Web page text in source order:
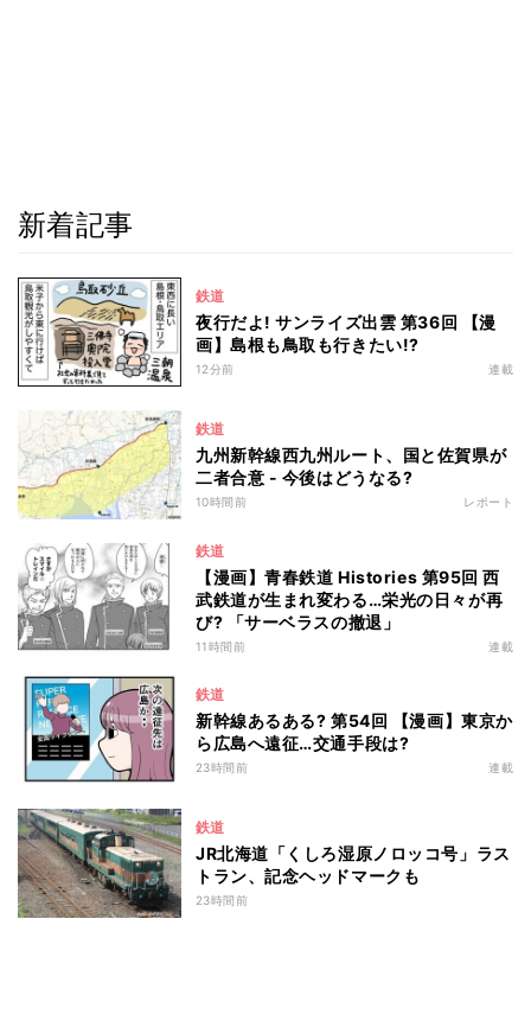
新着記事
鉄道
夜行だよ! サンライズ出雲 第36回 【漫
画】島根も鳥取も行きたい!?
12分前 連載
鉄道
九州新幹線西九州ルート、国と佐賀県が
二者合意 - 今後はどうなる?
10時間前 レポート
鉄道
【漫画】青春鉄道 Histories 第95回 西
武鉄道が生まれ変わる…栄光の日々が再
び? 「サーベラスの撤退」
11時間前 連載
鉄道
新幹線あるある? 第54回 【漫画】東京か
ら広島へ遠征…交通手段は?
23時間前 連載
鉄道
JR北海道「くしろ湿原ノロッコ号」ラス
トラン、記念ヘッドマークも
23時間前